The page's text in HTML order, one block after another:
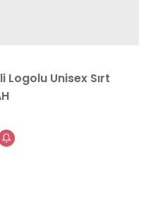
Logolu Unisex Sırt